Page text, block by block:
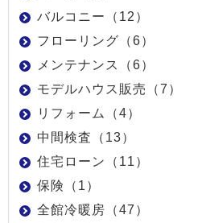
バルコニー（12）
フローリング（6）
メンテナンス（6）
モデルハウス販売（7）
リフォーム（4）
中間検査（13）
住宅ローン（11）
保険（1）
全館冷暖房（47）